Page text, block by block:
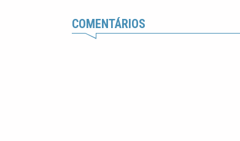
COMENTÁRIOS